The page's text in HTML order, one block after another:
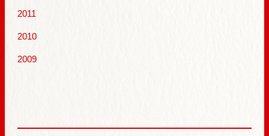
2011
2010
2009